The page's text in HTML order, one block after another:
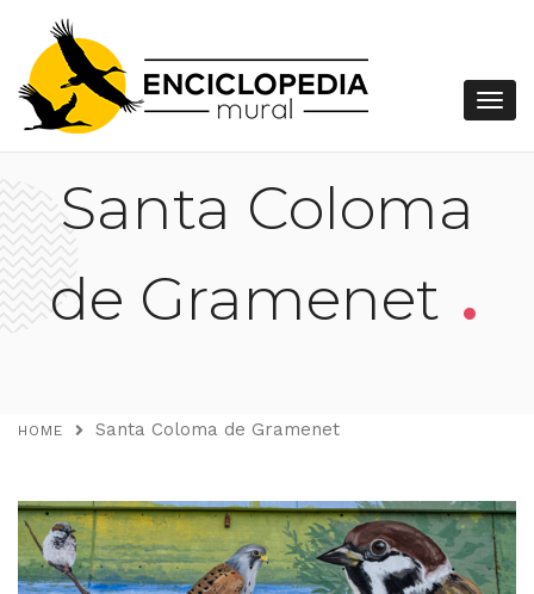
Santa Coloma
de Gramenet .
HOME Santa Coloma de Gramenet